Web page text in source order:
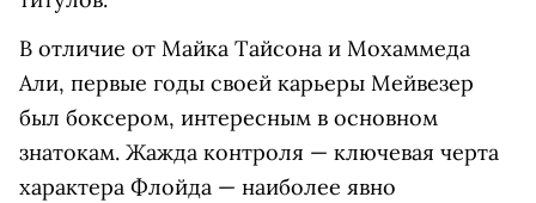
В отличие от Майка Тайсона и Мохаммеда
Али, первые годы своей карьеры Мейвезер
был боксером, интересным в основном
знатокам. Жажда контроля — ключевая черта
характера Флойда — наиболее явно